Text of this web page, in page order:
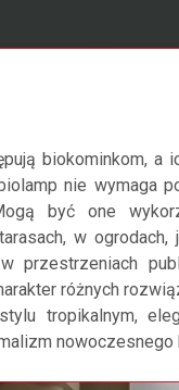
biokominkom, a
nie wymaga
być one
w
przestrzeniach
różnych
tropikalnym,
nowoczesnego